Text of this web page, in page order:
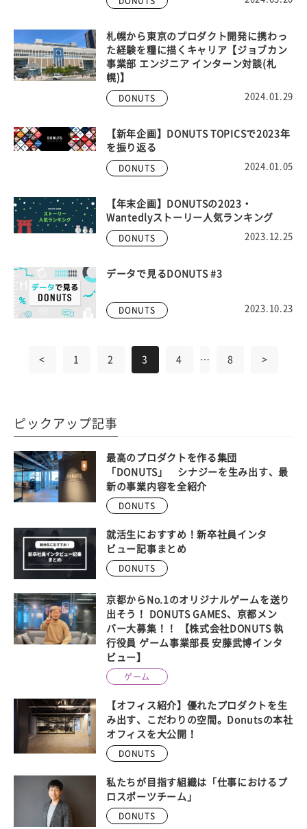
DONUTS 2024.01.29
札幌から東京のプロダクト開発に携わっ
た経験を糧に描くキャリア【ジョブカン
事業部 エンジニア インターン対談(札
幌)】
DONUTS 2024.01.05
【新年企画】DONUTS TOPICSで2023年
を振り返る
DONUTS 2023.12.25
【年末企画】DONUTSの2023・
Wantedlyストーリー人気ランキング
DONUTS 2023.10.23
データで見るDONUTS #3
< 1 2 3 4 … 8 >
ピックアップ記事
最高のプロダクトを作る集団
「DONUTS」 シナジーを生み出す、最
新の事業内容を全紹介
DONUTS
就活生におすすめ！新卒社員インタ
ビュー記事まとめ
DONUTS
京都からNo.1のオリジナルゲームを送り
出そう！ DONUTS GAMES、京都メン
バー大募集！！ 【株式会社DONUTS 執
行役員 ゲーム事業部長 安藤武博インタ
ビュー】
ゲーム
【オフィス紹介】優れたプロダクトを生
み出す、こだわりの空間。Donutsの本社
オフィスを大公開！
DONUTS
私たちが目指す組織は「仕事におけるプ
ロスポーツチーム」
DONUTS